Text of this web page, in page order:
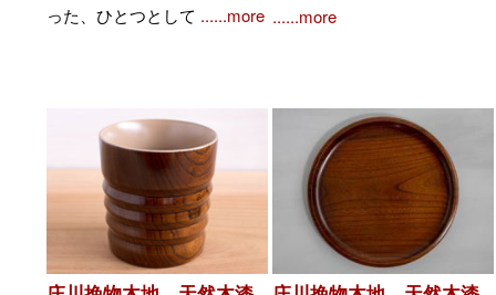
った、ひとつとして ......more ......more